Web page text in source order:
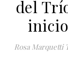
del
Rosa Marquetti